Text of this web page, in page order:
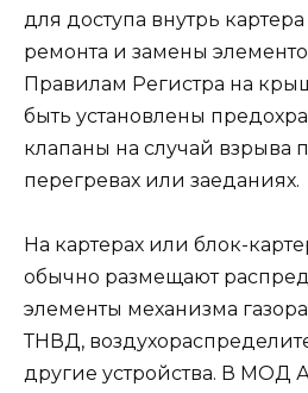
для доступа внутрь
ремонта и замены
Правилам Регистра на
быть установлены
клапаны на случай взрыва
перегревах или заеданиях.
На картерах или блок-
обычно размещают
элементы механизма
ТНВД,
другие устройства. В МОД